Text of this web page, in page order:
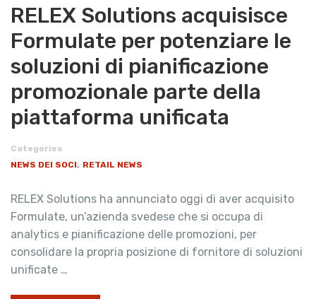
RELEX Solutions acquisisce
Formulate per potenziare le
soluzioni di pianificazione
promozionale parte della
piattaforma unificata
Categories
NEWS DEI SOCI, RETAIL NEWS
RELEX Solutions ha annunciato oggi di aver acquisito
Formulate, un’azienda svedese che si occupa di
analytics e pianificazione delle promozioni, per
consolidare la propria posizione di fornitore di soluzioni
unificate …